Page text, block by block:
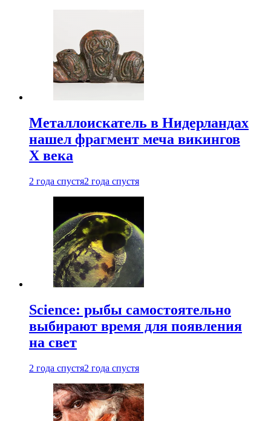
Металлоискатель в Нидерландах
нашел фрагмент меча викингов
X века
2 года спустя2 года спустя
Science: рыбы самостоятельно
выбирают время для появления
на свет
2 года спустя2 года спустя